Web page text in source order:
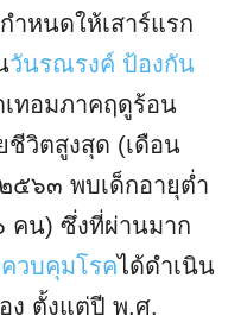
าหนดให้เสาร์แรก
วันรณรงค์ ป้องกัน
เทอมภาคฤดูร้อน
ชีวิตสูงสุด (เดือน
๕๖๓ พบเด็กอายุต่ำ
คน) ซึ่งที่ผ่านมาก
วบคุมโรคได้ดําเนิน
ง ตั้งแต่ปี พ.ศ.